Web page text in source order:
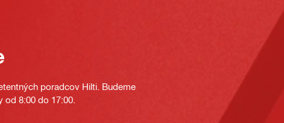
poradcov Hilti. Budeme
8:00 do 17:00.